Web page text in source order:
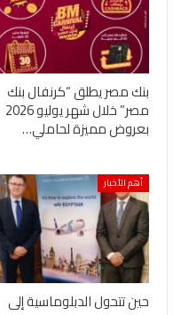
بنك مصر يطلق “كرنفال بنك
مصر” خلال شهر يوليو 2026
بعروض مميزة لحاملي…
أهم الأخبار
حين تتحول الدبلوماسية إلى